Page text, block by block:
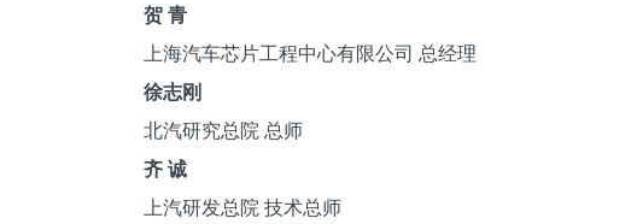
贺 青
上海汽车芯片工程中心有限公司 总经理
徐志刚
北汽研究总院 总师
齐 诚
上汽研发总院 技术总师